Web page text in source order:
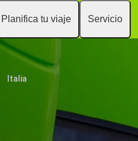
Planifica tu viaje Servicio
Italia